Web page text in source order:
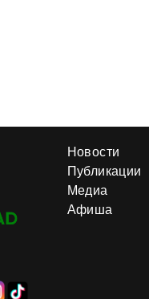
Новости
Публикации
Медиа
Афиша